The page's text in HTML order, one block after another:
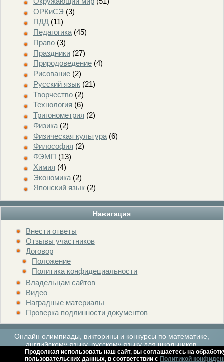
ОРКиСЭ(3)
ПДД (11)
Педагогика(45)
Право(3)
Праздники(27)
Природоведение(4)
Рисование(2)
Русский язык(21)
Творчество(2)
Технология (6)
Тригонометрия (2)
Физика(2)
Физическая культура(6)
Философия (2)
ФЭМП (13)
Химия (4)
Экономика(2)
Японский язык(2)
Навигация
Внести ответы
Отзывы участников
Договор
Положение
Политика конфидециальности
Владельцам сайтов
Видео
Наградные материалы
Проверка подлинности документов
Онлайн олимпиады, викторины и конкурсы по математике,
английскому языку, русскому языку для школьников.
Продолжая использовать наш сайт, вы соглашаетесь на
пользовательских данных, в соответствии с Политикой